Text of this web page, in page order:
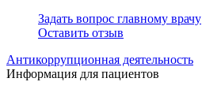
Задать вопрос главному врачу
Оставить отзыв
Антикоррупционная деятельность
Информация для пациентов